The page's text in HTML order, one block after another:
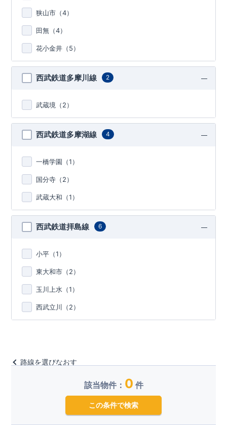
狭山市（4）
田無（4）
花小金井（5）
西武鉄道多摩川線 2
武蔵境（2）
西武鉄道多摩湖線 4
一橋学園（1）
国分寺（2）
武蔵大和（1）
西武鉄道拝島線 6
小平（1）
東大和市（2）
玉川上水（1）
西武立川（2）
路線を選びなおす
該当物件： 0 件
この条件で検索